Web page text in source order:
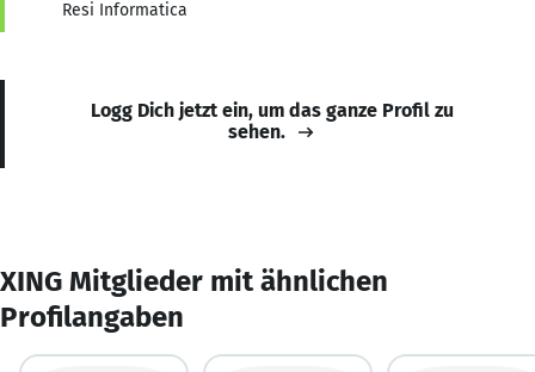
Resi Informatica
Logg Dich jetzt ein, um das ganze Profil zu
sehen.
XING Mitglieder mit ähnlichen
Profilangaben